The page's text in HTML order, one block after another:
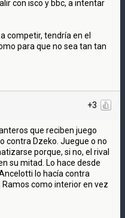
con isco y bbc, a intentar
competir, tendría en el
para que no sea tan tan
+3
que reciben juego
contra Dzeko. Juegue o no
porque, si no, el rival
su mitad. Lo hace desde
lo hacía contra
como interior en vez